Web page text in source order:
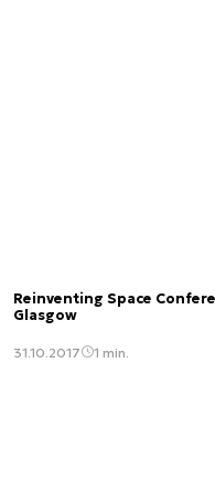
Reinventing Space
Glasgow
31.10.2017 1 min.